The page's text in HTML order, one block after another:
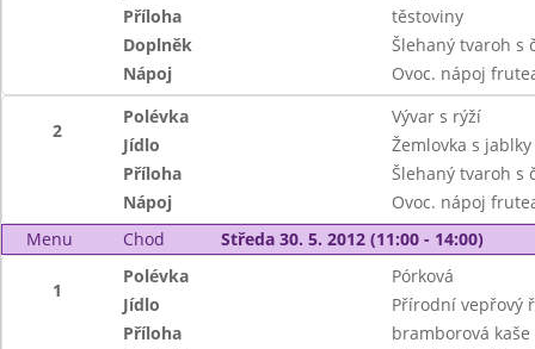
Příloha
těstoviny
Doplněk
Šlehaný tvaroh s
Nápoj
Ovoc. nápoj
2
Polévka
Vývar s rýží
Jídlo
Žemlovka s jablky
Příloha
Šlehaný tvaroh s
Nápoj
Ovoc. nápoj
Menu
Chod Středa 30. 5. 2012 (11:00 - 14:00)
1
Polévka
Pórková
Jídlo
Přírodní vepřový
Příloha
bramborová kaše